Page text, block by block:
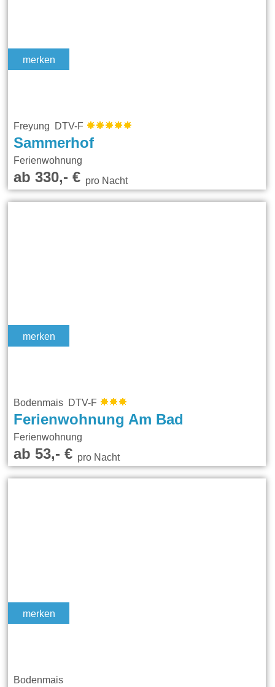
merken
Freyung DTV-F
Sammerhof
Ferienwohnung
ab 330,- €pro Nacht
merken
Bodenmais DTV-F
Ferienwohnung Am Bad
Ferienwohnung
ab 53,- €pro Nacht
merken
Bodenmais